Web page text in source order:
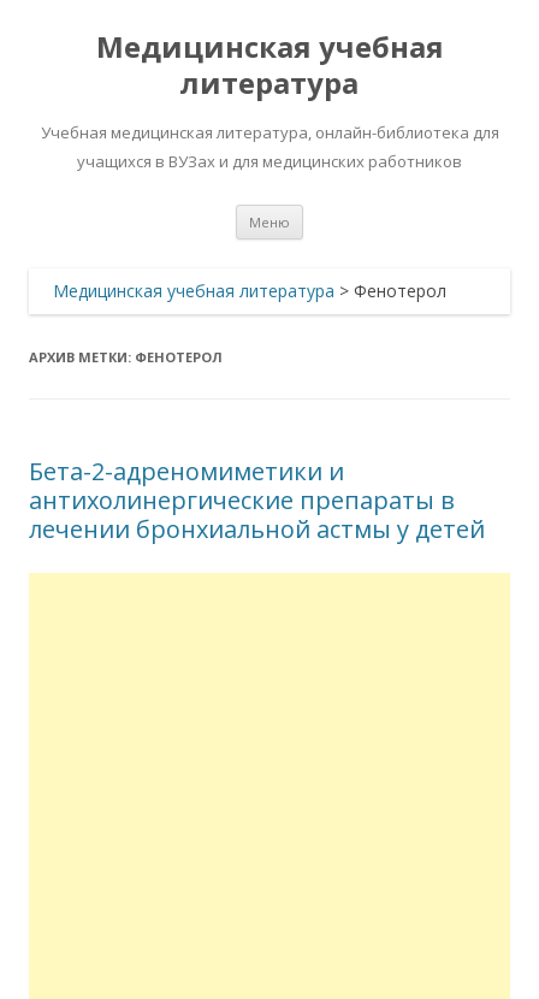
Медицинская учебная
литература
Учебная медицинская литература, онлайн-библиотека для
учащихся в ВУЗах и для медицинских работников
Меню
Медицинская учебная литература > Фенотерол
АРХИВ МЕТКИ: ФЕНОТЕРОЛ
Бета-2-адреномиметики и
антихолинергические препараты в
лечении бронхиальной астмы у детей